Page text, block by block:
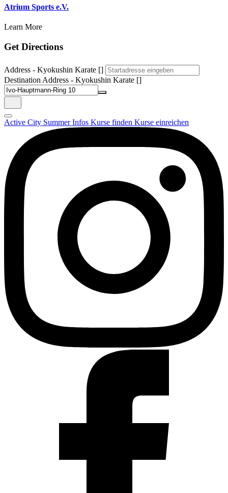
Atrium Sports e.V.
Learn More
Get Directions
Address - Kyokushin Karate []
Destination Address - Kyokushin Karate []
Active City SummerInfos Kurse finden Kurse einreichen